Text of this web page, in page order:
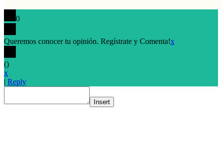
0
Queremos conocer tu opinión. Regístrate y Comenta!x
()
x
| Reply
Insert